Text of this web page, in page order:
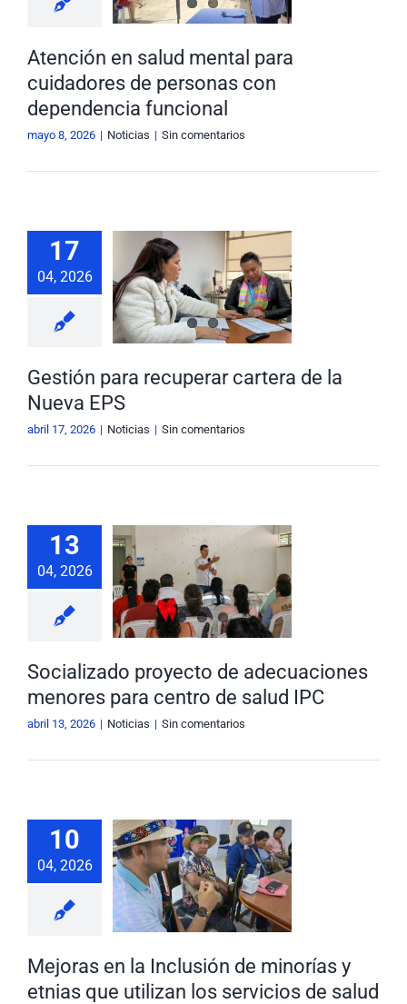
NoticiasAtención en salud mental para
cuidadores de personas con
dependencia funcional
mayo 8, 2026 | Noticias | Sin comentarios
17
04, 2026
para
cartera
EPS
Gestión para recuperar cartera de la
Nueva EPS
abril 17, 2026 | Noticias | Sin comentarios
13
04, 2026
de
para
de salud
NoticiasSocializado proyecto de adecuaciones
menores para centro de salud IPC
abril 13, 2026 | Noticias | Sin comentarios
10
04, 2026
en la
de
y etnias
los
de
NoticiasMejoras en la Inclusión de minorías y
etnias que utilizan los servicios de salud